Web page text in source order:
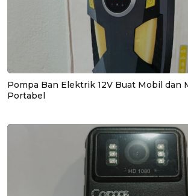
Pompa Ban Elektrik 12V Buat Mobil dan
Portabel